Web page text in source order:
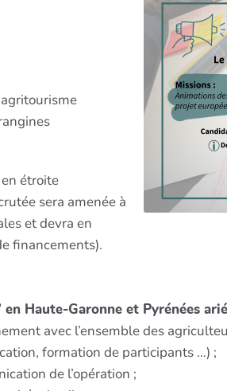
étroite
sera amenée à
et devra en
financements).
Haute-Garonne et Pyrénées
avec l’ensemble des
formation de participants …) ;
de l’opération ;